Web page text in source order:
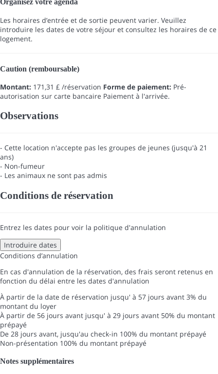
Organisez votre agenda
Les horaires d’entrée et de sortie peuvent varier. Veuillez
introduire les dates de votre séjour et consultez les horaires de ce
logement.
Caution (remboursable)
Montant: 171,31 £ /réservation Forme de paiement: Pré-
autorisation sur carte bancaire Paiement à l'arrivée.
Observations
- Cette location n'accepte pas les groupes de jeunes (jusqu'à 21
ans)
- Non-fumeur
- Les animaux ne sont pas admis
Conditions de réservation
Entrez les dates pour voir la politique d'annulation
Introduire dates
Conditions d’annulation
En cas d'annulation de la réservation, des frais seront retenus en
fonction du délai entre les dates d'annulation
À partir de la date de réservation jusqu' à 57 jours avant 3% du
montant du loyer
À partir de 56 jours avant jusqu' à 29 jours avant 50% du montant
prépayé
De 28 jours avant, jusqu'au check-in 100% du montant prépayé
Non-présentation 100% du montant prépayé
Notes supplémentaires